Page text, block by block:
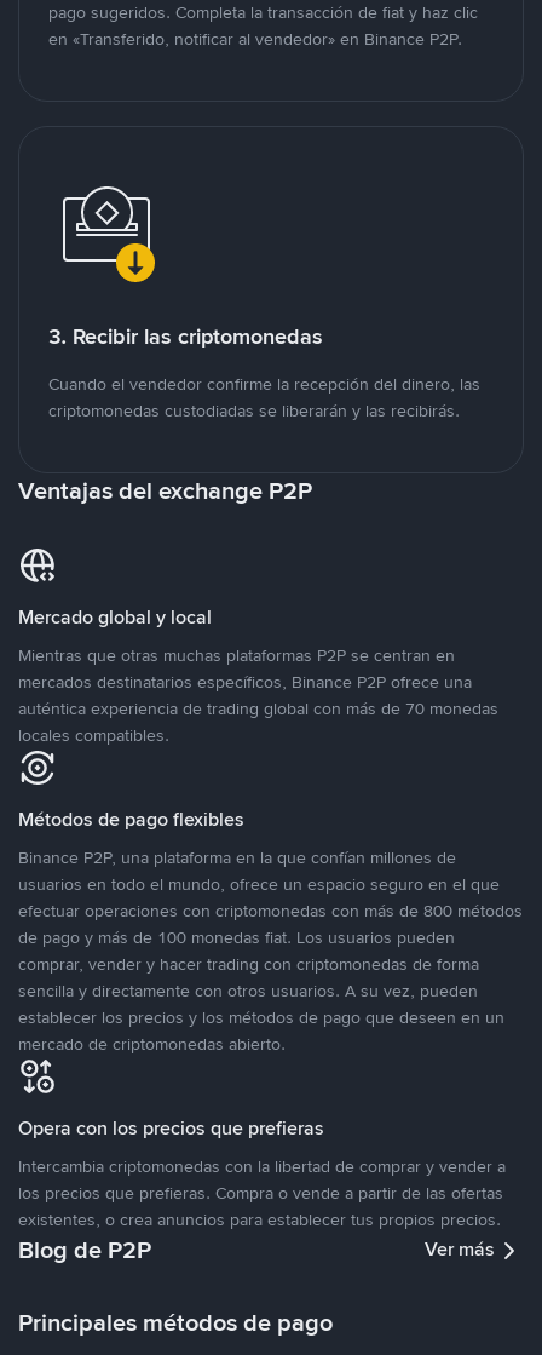
pago sugeridos. Completa la transacción de fiat y haz clic
en «Transferido, notificar al vendedor» en Binance P2P.
3. Recibir las criptomonedas
Cuando el vendedor confirme la recepción del dinero, las
criptomonedas custodiadas se liberarán y las recibirás.
Ventajas del exchange P2P
Mercado global y local
Mientras que otras muchas plataformas P2P se centran en
mercados destinatarios específicos, Binance P2P ofrece una
auténtica experiencia de trading global con más de 70 monedas
locales compatibles.
Métodos de pago flexibles
Binance P2P, una plataforma en la que confían millones de
usuarios en todo el mundo, ofrece un espacio seguro en el que
efectuar operaciones con criptomonedas con más de 800 métodos
de pago y más de 100 monedas fiat. Los usuarios pueden
comprar, vender y hacer trading con criptomonedas de forma
sencilla y directamente con otros usuarios. A su vez, pueden
establecer los precios y los métodos de pago que deseen en un
mercado de criptomonedas abierto.
Opera con los precios que prefieras
Intercambia criptomonedas con la libertad de comprar y vender a
los precios que prefieras. Compra o vende a partir de las ofertas
existentes, o crea anuncios para establecer tus propios precios.
Blog de P2P Ver más
Principales métodos de pago